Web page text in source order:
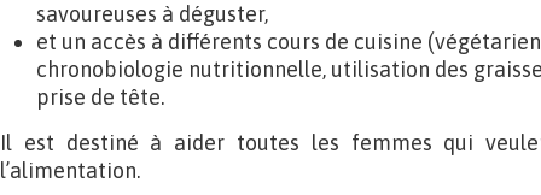
savoureuses à déguster,
et un accès à différents cours de cuisine
chronobiologie nutritionnelle, utilisation des
prise de tête.
Il est destiné à aider toutes les femmes qui
l’alimentation.